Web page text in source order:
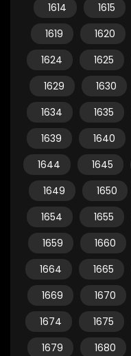
1614
1615
1619
1620
1624
1625
1629
1630
1634
1635
1639
1640
1644
1645
1649
1650
1654
1655
1659
1660
1664
1665
1669
1670
1674
1675
1679
1680